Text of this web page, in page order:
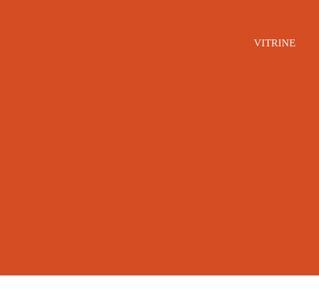
VITRINE